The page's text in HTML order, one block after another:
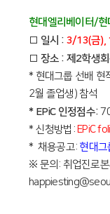
현대엘리베이터/현
□ 일시 : 3/13(금),
□ 장소 : 제2학생
* 현대그룹 선배 현
2월 졸업생) 참석
* EPiC 인정점수:
* 신청방법: EPiC
* 채용공고: 현대그
※ 문의: 취업진로